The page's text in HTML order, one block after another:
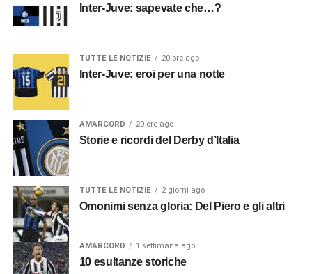
Inter-Juve: sapevate che…?
TUTTE LE NOTIZIE 20 ore ago
Inter-Juve: eroi per una notte
AMARCORD 20 ore ago
Storie e ricordi del Derby d’Italia
TUTTE LE NOTIZIE 2 giorni ago
Omonimi senza gloria: Del Piero e gli altri
AMARCORD 1 settimana ago
10 esultanze storiche